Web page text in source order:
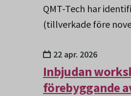
QMT-Tech har
(tillverkade före
Inbjudan
förebyggande
22 apr. 2026